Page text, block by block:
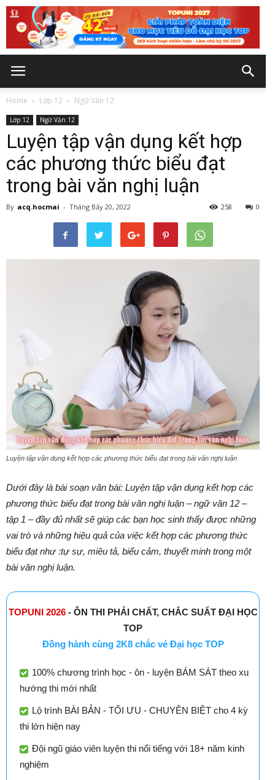
Home Lớp 12 Ngữ Văn 12
Lớp 12 Ngữ Văn 12
Luyện tập vận dụng kết hợp
các phương thức biểu đạt
trong bài văn nghị luận
By acq.hocmai - Tháng Bảy 20, 2022 0
258
Luyện tập vận dụng kết hợp các phương thức biểu đạt trong bài văn nghị luận
Dưới đây là bài soạn văn bài: Luyện tập vận dụng kết hợp các
phương thức biểu đạt trong bài văn nghị luận – ngữ văn 12 –
tập 1 – đầy đủ nhất sẽ giúp các bạn học sinh thấy được những
vai trò và những hiệu quả của việc kết hợp các phương thức
biểu đạt như :tự sự, miêu tả, biểu cảm, thuyết minh trong một
bài văn nghị luận.
TOPUNI 2026- ÔN THI PHẢI CHẤT, CHẮC SUẤT ĐẠI HỌC
TOP
Đồng hành cùng 2K8 chắc vé Đại học TOP
100% chương trình học - ôn - luyện BÁM SÁT theo xu
hướng thi mới nhất
Lộ trình BÀI BẢN - TỐI ƯU - CHUYÊN BIỆT cho 4 kỳ
thi lớn hiện nay
Đội ngũ giáo viên luyện thi nổi tiếng với 18+ năm kinh
nghiệm